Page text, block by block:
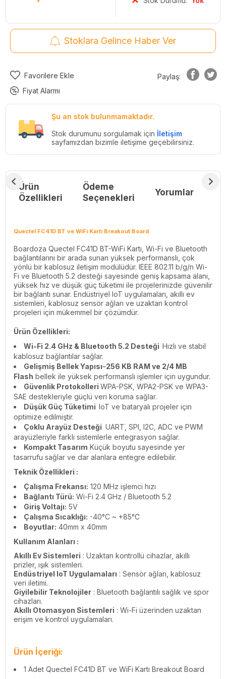
Stoklara Gelince Haber Ver
Favorilere Ekle
Fiyat Alarmı
Paylaş:
Şu an stok bulunmamaktadır.
Stok durumunu sorgulamak için İletişim
sayfamızdan bizimle iletişime geçebilirsiniz.
Ürün
Özellikleri
Ödeme
Seçenekleri
Yorumlar
Quectel FC41D BT ve WiFi Kartı Breakout Board
Boardoza Quectel FC41D BT-WiFi Kartı, Wi-Fi ve Bluetooth
bağlantılarını bir arada sunan yüksek performanslı, çok
yönlü bir kablosuz iletişim modülüdür. IEEE 802.11 b/g/n Wi-
Fi ve Bluetooth 5.2 desteği sayesinde geniş kapsama alanı,
yüksek hız ve düşük güç tüketimi ile projelerinizde güvenilir
bir bağlantı sunar. Endüstriyel IoT uygulamaları, akıllı ev
sistemleri, kablosuz sensör ağları ve uzaktan kontrol
projeleri için mükemmel bir çözümdür.
Ürün Özellikleri:
Wi-Fi 2.4 GHz & Bluetooth 5.2 Desteği Hızlı ve stabil
kablosuz bağlantılar sağlar.
Gelişmiş Bellek Yapısı–256 KB RAM ve 2/4 MB
Flash bellek ile yüksek performanslı işlemler için uygundur.
Güvenlik Protokolleri WPA-PSK, WPA2-PSK ve WPA3-
SAE destekleriyle güçlü veri koruma sağlar.
Düşük Güç Tüketimi IoT ve bataryalı projeler için
optimize edilmiştir.
Çoklu Arayüz Desteği UART, SPI, I2C, ADC ve PWM
arayüzleriyle farklı sistemlerle entegrasyon sağlar.
Kompakt Tasarım Küçük boyutu sayesinde yer
tasarrufu sağlar ve dar alanlara entegre edilebilir.
Teknik Özellikleri :
Çalışma Frekansı: 120 MHz işlemci hızı
Bağlantı Türü: Wi-Fi 2.4 GHz / Bluetooth 5.2
Giriş Voltajı: 5V
Çalışma Sıcaklığı: -40°C ~ +85°C
Boyutlar: 40mm x 40mm
Kullanım Alanları :
Akıllı Ev Sistemleri : Uzaktan kontrollü cihazlar, akıllı
prizler, ışık sistemleri.
Endüstriyel IoT Uygulamaları : Sensör ağları, kablosuz
veri iletimi.
Giyilebilir Teknolojiler : Bluetooth bağlantılı sağlık ve spor
cihazları.
Akıllı Otomasyon Sistemleri : Wi-Fi üzerinden uzaktan
erişim ve kontrol uygulamaları.
Ürün İçeriği:
1 Adet Quectel FC41D BT ve WiFi Kartı Breakout Board